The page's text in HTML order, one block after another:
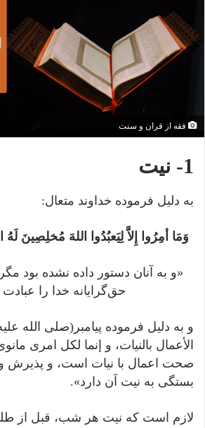
فقه از قران و سنت
1- نیت
به دلیل فرموده خداوند متعال:
وَمَا أمِرُوا إِلاَّ لِیَعبُدُوا اللهَ مُخلِصِینَ لَهُ
«و به آنان دستور داده نشده بود
حق‌گرایانه خدا را عبادت
و به دلیل فرموده پیامبر(صلى الله
صحت اعمال با نیات است، و پذیرش
بستگی به نیت آن دارد».
لازم است که نیت هر شب، قبل از